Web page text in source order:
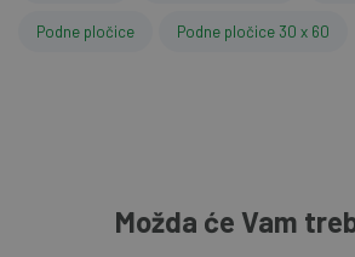
Podne pločice Podne pločice 30 x 60
Možda će Vam